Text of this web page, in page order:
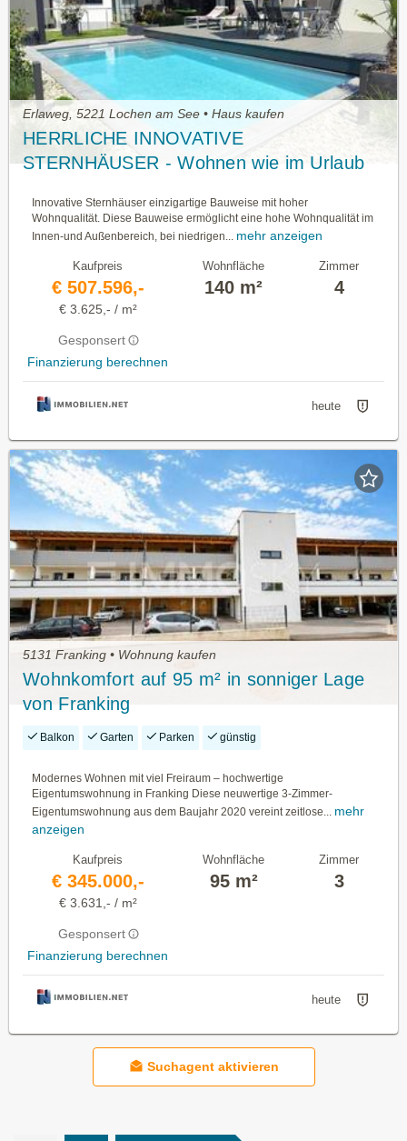
Erlaweg, 5221 Lochen am See • Haus kaufen
HERRLICHE INNOVATIVE
STERNHÄUSER - Wohnen wie im Urlaub
Innovative Sternhäuser einzigartige Bauweise mit hoher
Wohnqualität. Diese Bauweise ermöglicht eine hohe Wohnqualität im
Innen-und Außenbereich, bei niedrigen... mehr anzeigen
Kaufpreis
€ 507.596,-
€ 3.625,- / m²
Gesponsert
Finanzierung berechnen
Wohnfläche
140 m²
Zimmer
4
heute
5131 Franking • Wohnung kaufen
Wohnkomfort auf 95 m² in sonniger Lage
von Franking
Balkon Garten Parken günstig
Modernes Wohnen mit viel Freiraum – hochwertige
Eigentumswohnung in Franking Diese neuwertige 3-Zimmer-
Eigentumswohnung aus dem Baujahr 2020 vereint zeitlose...
mehr
anzeigen
Kaufpreis
€ 345.000,-
€ 3.631,- / m²
Gesponsert
Finanzierung berechnen
Wohnfläche
95 m²
Zimmer
3
heute
Suchagent aktivieren